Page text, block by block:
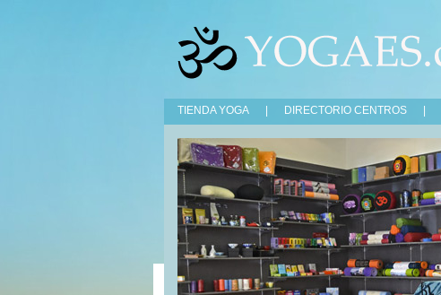
TIENDA YOGA DIRECTORIO CENTROS